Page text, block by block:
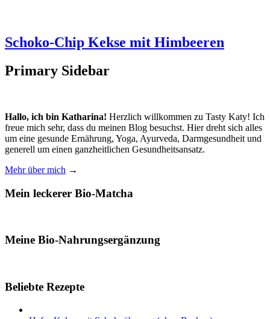
Schoko-Chip Kekse mit Himbeeren
Primary Sidebar
Hallo, ich bin Katharina! Herzlich willkommen zu Tasty Katy! Ich
freue mich sehr, dass du meinen Blog besuchst. Hier dreht sich alles
um eine gesunde Ernährung, Yoga, Ayurveda, Darmgesundheit und
generell um einen ganzheitlichen Gesundheitsansatz.
Mehr über mich →
Mein leckerer Bio-Matcha
Meine Bio-Nahrungsergänzung
Beliebte Rezepte